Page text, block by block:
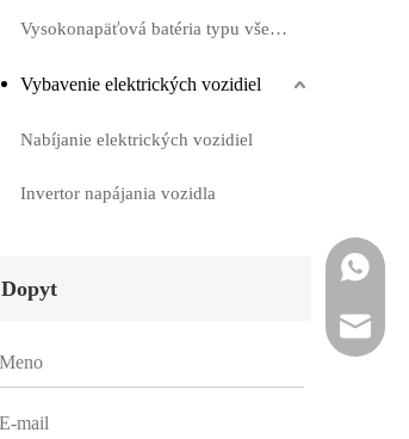
Vysokonapäťová batéria typu všetko v jednej
Vybavenie elektrických vozidiel
Nabíjanie elektrických vozidiel
Invertor napájania vozidla
Dopyt
Whatsapp
Email